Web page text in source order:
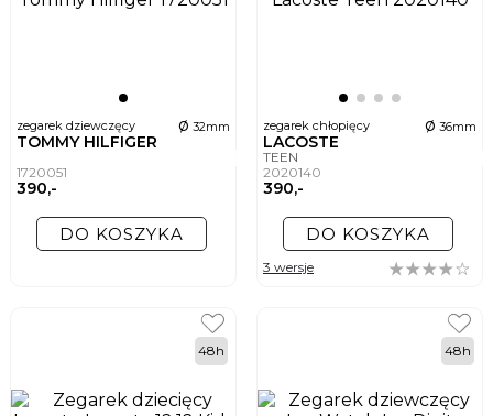
zegarek dziewczęcy ø 32mm
TOMMY HILFIGER
1720051
390,-
DO KOSZYKA
zegarek chłopięcy ø 36mm
LACOSTE
TEEN
2020140
390,-
DO KOSZYKA
3 wersje
48h 48h